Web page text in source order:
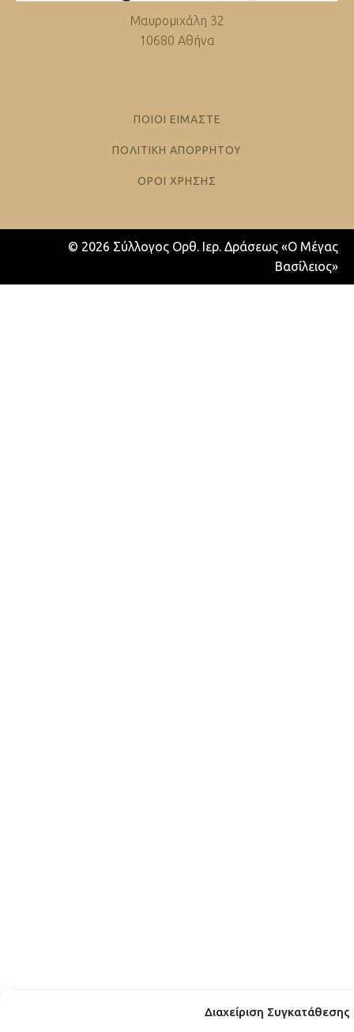
Διαχείριση
Μαυρομιχάλη 32
10680 Αθήνα
ΠΟΙΟΙ ΕΙΜΑΣΤΕ
ΠΟΛΙΤΙΚΗ ΑΠΟΡΡΗΤΟΥ
ΟΡΟΙ ΧΡΗΣΗΣ
© 2026 Σύλλογος Ορθ. Ιερ. Δράσεως «Ο Μέγας
Βασίλειος»